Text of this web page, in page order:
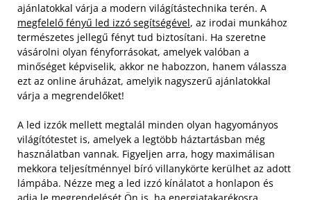
ajánlatokkal várja a modern világítástechnika terén. A
megfelelő fényű led izzó segítségével, az irodai munkához
természetes jellegű fényt tud biztosítani. Ha szeretne
vásárolni olyan fényforrásokat, amelyek valóban a
minőséget képviselik, akkor ne habozzon, hanem válassza
ezt az online áruházat, amelyik nagyszerű ajánlatokkal
várja a megrendelőket!
A led izzók mellett megtalál minden olyan hagyományos
világítótestet is, amelyek a legtöbb háztartásban még
használatban vannak. Figyeljen arra, hogy maximálisan
mekkora teljesítménnyel bíró villanykörte kerülhet az adott
lámpába. Nézze meg a led izzó kínálatot a honlapon és
adja le megrendelését Ön is, ha energiatakarékosra